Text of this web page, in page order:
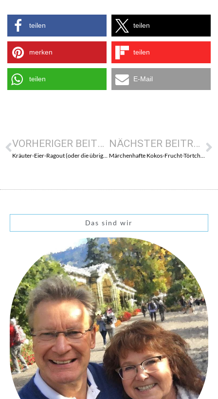
teilen teilen
merken teilen
teilen E-Mail
VORHERIGER BEITRAG
Kräuter-Eier-Ragout (oder die übriggebliebenen Ostereier)
NÄCHSTER BEITRAG
Märchenhafte Kokos-Frucht-Törtchen (…genießt es einfach)
Das sind wir